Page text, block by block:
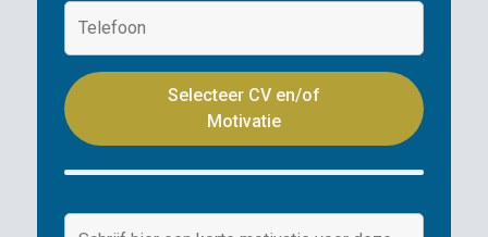
Selecteer CV en/of
Motivatie